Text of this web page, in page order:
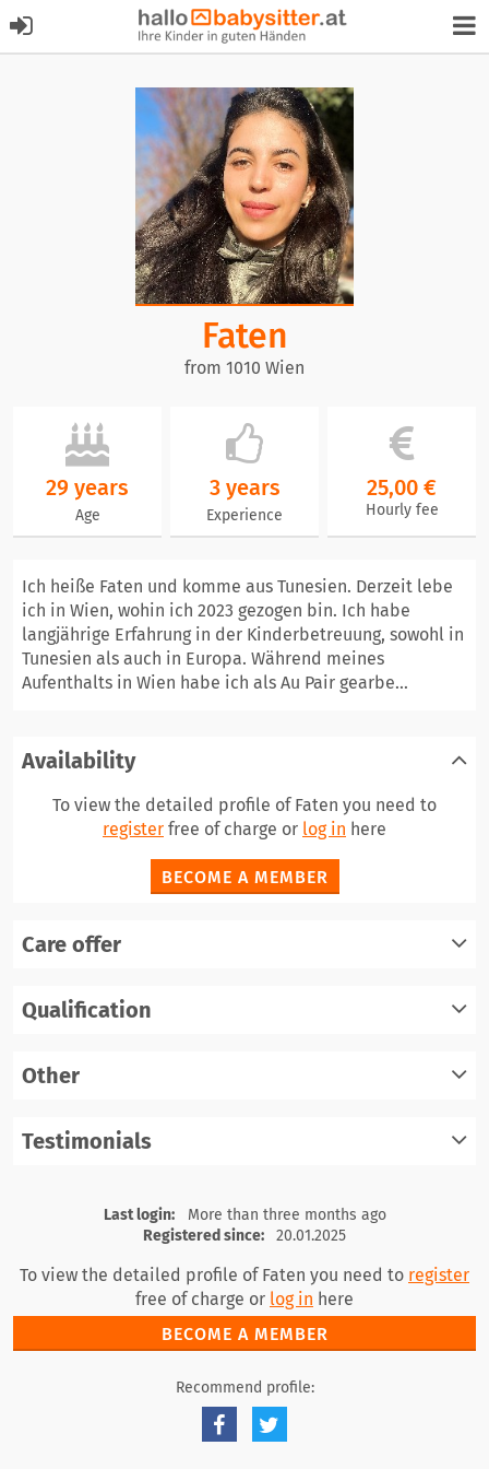
Faten
from 1010 Wien
29 years
Age
3 years
Experience
25,00 €
Hourly fee
Ich heiße Faten und komme aus Tunesien. Derzeit lebe
ich in Wien, wohin ich 2023 gezogen bin. Ich habe
langjährige Erfahrung in der Kinderbetreuung, sowohl in
Tunesien als auch in Europa. Während meines
Aufenthalts in Wien habe ich als Au Pair gearbe...
Availability
To view the detailed profile of Faten you need to
register free of charge or log in here
BECOME A MEMBER
Care offer
register
Qualification
Other
register
Testimonials
register log in
Last login:
More than three months ago
Registered since:
20.01.2025
To view the detailed profile of Faten you need to register
free of charge or log in here
BECOME A MEMBER
Recommend profile: